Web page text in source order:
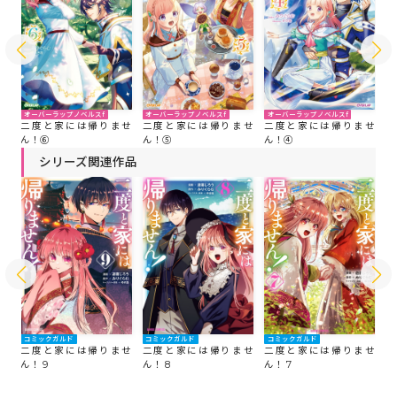
オーバーラップノベルスf
二度と家には帰りませ
ん！⑥
オーバーラップノベルスf
二度と家には帰りませ
ん！⑤
オーバーラップノベルスf
二度と家には帰りませ
ん！④
シリーズ関連作品
コミックガルド
二度と家には帰りませ
ん！ 9
コミックガルド
二度と家には帰りませ
ん！ 8
コミックガルド
二度と家には帰りませ
ん！ 7